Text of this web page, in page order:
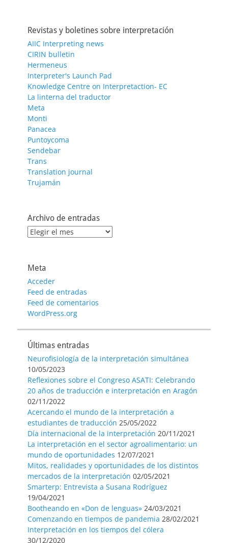
Revistas y boletines sobre interpretación
AIIC Interpreting news
CIRIN bulletin
Hermeneus
Interpreter's Launch Pad
Knowledge Centre on Interpretaction- EC
La linterna del traductor
Meta
Monti
Panacea
Puntoycoma
Sendebar
Trans
Translation journal
Trujamán
Archivo de entradas
Archivo
Meta
Acceder
Feed de entradas
Feed de comentarios
WordPress.org
Últimas entradas
Neurofisiología de la interpretación simultánea
10/05/2023
Reflexiones sobre el Congreso ASATI: Celebrando
20 años de traducción e interpretación en Aragón
02/11/2022
Acercando el mundo de la interpretación a
estudiantes de traducción 25/05/2022
Día internacional de la interpretación 20/11/2021
La interpretación en el sector agroalimentario: un
mundo de oportunidades 12/07/2021
Mitos, realidades y oportunidades de los distintos
mercados de la interpretación 02/05/2021
Smarterp: Entrevista a Susana Rodríguez
19/04/2021
Bootheando en «Don de lenguas» 24/03/2021
Comenzando en tiempos de pandemia 28/02/2021
Interpretación en los tiempos del cólera
30/12/2020